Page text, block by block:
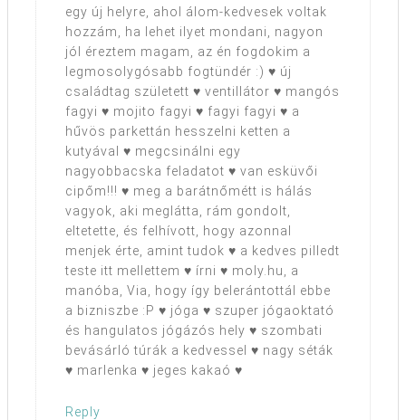
egy új helyre, ahol álom-kedvesek voltak
hozzám, ha lehet ilyet mondani, nagyon
jól éreztem magam, az én fogdokim a
legmosolygósabb fogtündér :) ♥ új
családtag született ♥ ventillátor ♥ mangós
fagyi ♥ mojito fagyi ♥ fagyi fagyi ♥ a
hűvös parkettán hesszelni ketten a
kutyával ♥ megcsinálni egy
nagyobbacska feladatot ♥ van esküvői
cipőm!!! ♥ meg a barátnőmétt is hálás
vagyok, aki meglátta, rám gondolt,
eltetette, és felhívott, hogy azonnal
menjek érte, amint tudok ♥ a kedves pilledt
teste itt mellettem ♥ írni ♥ moly.hu, a
manóba, Via, hogy így belerántottál ebbe
a bizniszbe :P ♥ jóga ♥ szuper jógaoktató
és hangulatos jógázós hely ♥ szombati
bevásárló túrák a kedvessel ♥ nagy séták
♥ marlenka ♥ jeges kakaó ♥
Reply